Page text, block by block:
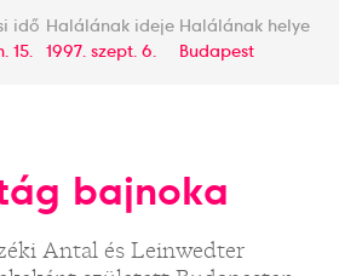
idő
15.
Halálának ideje
1997. szept. 6.
Halálának helye
Budapest
bajnoka
Antal és Leinwedter